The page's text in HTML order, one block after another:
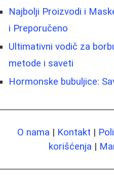
Najbolji Proizvodi i
i Preporučeno
Ultimativni vodič za
metode i saveti
Hormonske bubuljice:
O nama | Kontakt |
korišćenja |